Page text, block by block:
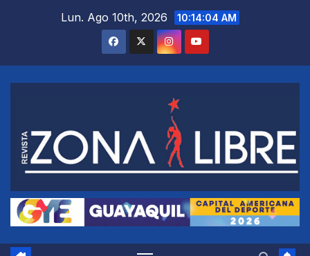
Lun. Ago 10th, 2026 10:14:04 AM